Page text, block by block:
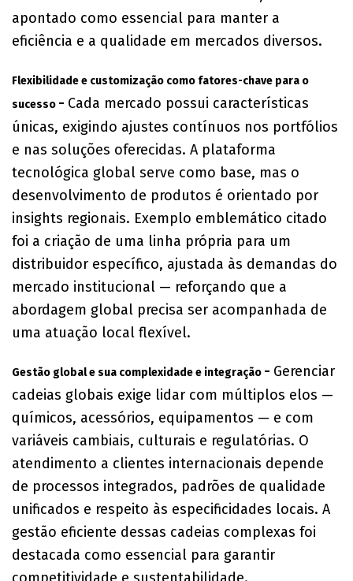
apontado como essencial para manter a
eficiência e a qualidade em mercados diversos.
Flexibilidade e customização como fatores-chave para o
sucesso - Cada mercado possui características
únicas, exigindo ajustes contínuos nos portfólios
e nas soluções oferecidas. A plataforma
tecnológica global serve como base, mas o
desenvolvimento de produtos é orientado por
insights regionais. Exemplo emblemático citado
foi a criação de uma linha própria para um
distribuidor específico, ajustada às demandas do
mercado institucional — reforçando que a
abordagem global precisa ser acompanhada de
uma atuação local flexível.
Gestão global e sua complexidade e integração - Gerenciar
cadeias globais exige lidar com múltiplos elos —
químicos, acessórios, equipamentos — e com
variáveis cambiais, culturais e regulatórias. O
atendimento a clientes internacionais depende
de processos integrados, padrões de qualidade
unificados e respeito às especificidades locais. A
gestão eficiente dessas cadeias complexas foi
destacada como essencial para garantir